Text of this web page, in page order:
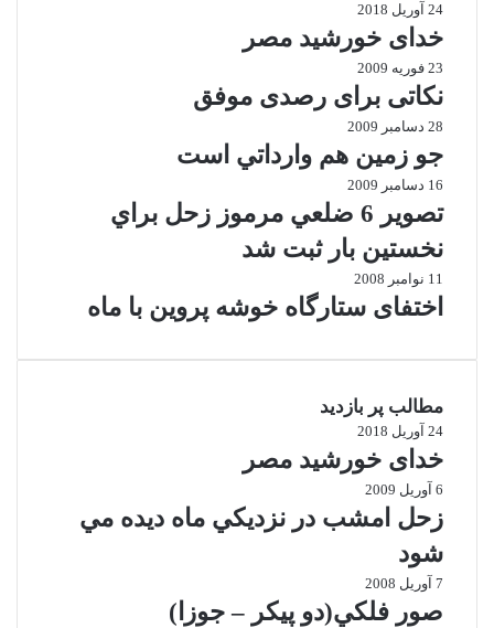
24 آوریل 2018
خدای خورشید مصر
23 فوریه 2009
نکاتی برای رصدی موفق
28 دسامبر 2009
جو زمين هم وارداتي است
16 دسامبر 2009
تصوير 6 ضلعي مرموز زحل براي
نخستين بار ثبت شد
11 نوامبر 2008
اختفای ستارگاه خوشه پروین با ماه
مطالب پر بازدید
24 آوریل 2018
خدای خورشید مصر
6 آوریل 2009
زحل امشب در نزديكي ماه ديده مي
شود
7 آوریل 2008
صور فلكي(دو پیکر – جوزا)